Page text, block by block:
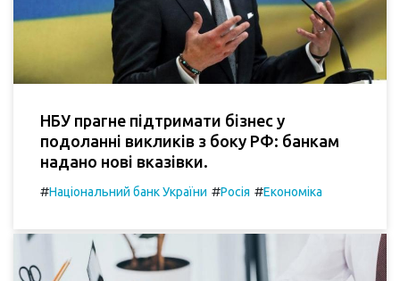
НБУ прагне підтримати бізнес у
подоланні викликів з боку РФ: банкам
надано нові вказівки.
#Національний банк України #Росія #Економіка